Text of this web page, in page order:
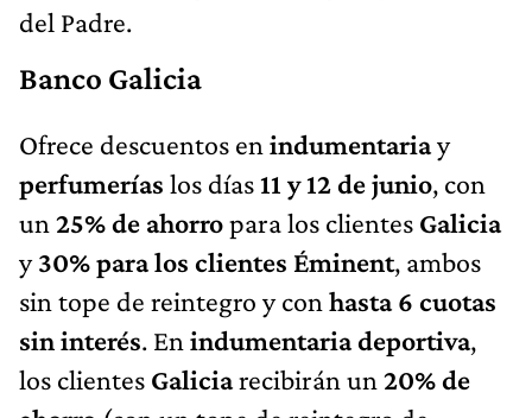
del Padre.
Banco Galicia
Ofrece descuentos en indumentariay
perfumerías los días11 y 12 de junio, con
un 25% de ahorropara los clientes Galicia
y30% para los clientes Éminent, ambos
sin tope de reintegro y con hasta 6 cuotas
sin interés. En indumentaria deportiva,
los clientes Galiciarecibirán un 20% de